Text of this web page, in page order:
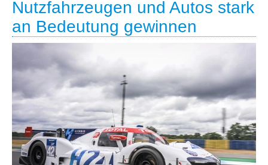
Nutzfahrzeugen und Autos stark
an Bedeutung gewinnen